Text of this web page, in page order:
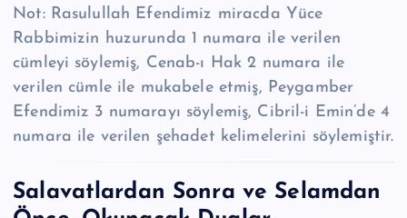
Not: Rasulullah Efendimiz miracda Yüce
Rabbimizin huzurunda 1 numara ile verilen
cümleyi söylemiş, Cenab-ı Hak 2 numara ile
verilen cümle ile mukabele etmiş, Peygamber
Efendimiz 3 numarayı söylemiş, Cibril-i Emin’de 4
numara ile verilen şehadet kelimelerini söylemiştir.
Salavatlardan Sonra ve Selamdan